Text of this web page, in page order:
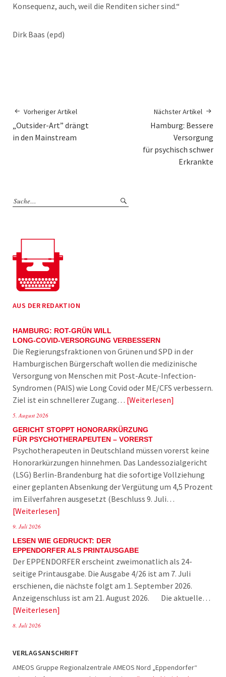
Konsequenz, auch, weil die Renditen sicher sind.“
Dirk Baas (epd)
Vorheriger Artikel
„Outsider-Art” drängt
in den Mainstream
Nächster Artikel
Hamburg: Bessere
Versorgung
für psychisch schwer
Erkrankte
AUS DER REDAKTION
HAMBURG: ROT-GRÜN WILL
LONG-COVID-VERSORGUNG VERBESSERN
Die Regierungsfraktionen von Grünen und SPD in der
Hamburgischen Bürgerschaft wollen die medizinische
Versorgung von Menschen mit Post-Acute-Infection-
Syndromen (PAIS) wie Long Covid oder ME/CFS verbessern.
Ziel ist ein schnellerer Zugang… Weiterlesen
5. August 2026
GERICHT STOPPT HONORARKÜRZUNG
FÜR PSYCHOTHERAPEUTEN – VORERST
Psychotherapeuten in Deutschland müssen vorerst keine
Honorarkürzungen hinnehmen. Das Landessozialgericht
(LSG) Berlin-Brandenburg hat die sofortige Vollziehung
einer geplanten Absenkung der Vergütung um 4,5 Prozent
im Eilverfahren ausgesetzt (Beschluss 9. Juli…
Weiterlesen
9. Juli 2026
LESEN WIE GEDRUCKT: DER
EPPENDORFER ALS PRINTAUSGABE
Der EPPENDORFER erscheint zweimonatlich als 24-
seitige Printausgabe. Die Ausgabe 4/26 ist am 7. Juli
erschienen, die nächste folgt am 1. September 2026.
Anzeigenschluss ist am 21. August 2026. Die aktuelle…
Weiterlesen
8. Juli 2026
VERLAGSANSCHRIFT
AMEOS Gruppe Regionalzentrale AMEOS Nord „Eppendorfer“